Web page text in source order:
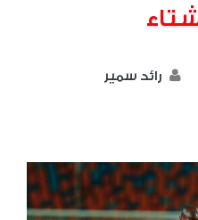
رائد سمير